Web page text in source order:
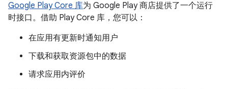
Google Play Core 库为 Google Play 商店提供了一个运行
时接口。借助 Play Core 库，您可以：
在应用有更新时通知用户
下载和获取资源包中的数据
请求应用内评价